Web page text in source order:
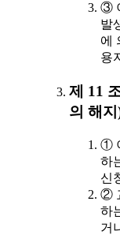
③
발
에
용
제 11
의 해
①
하
신
②
하
거